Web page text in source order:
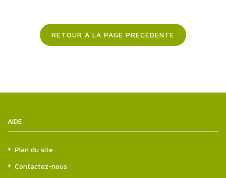
RETOUR À LA PAGE PRÉCÉDENTE
AIDE
Plan du site
Contactez-nous